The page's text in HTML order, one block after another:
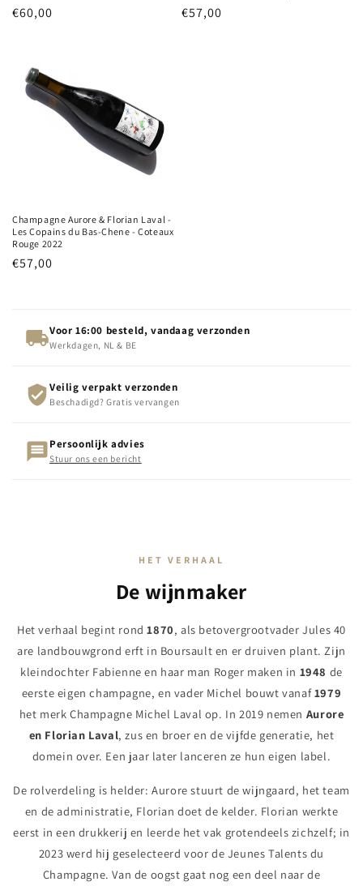
Normale
€60,00
Normale
€57,00
Champagne Aurore & Florian Laval -
Les Copains du Bas-Chene - Coteaux
Rouge 2022
Normale
€57,00
Voor 16:00 besteld, vandaag verzonden
Werkdagen, NL & BE
Veilig verpakt verzonden
Beschadigd? Gratis vervangen
Persoonlijk advies
Stuur ons een bericht
HET VERHAAL
De wijnmaker
Het verhaal begint rond1870, als betovergrootvader Jules 40
are landbouwgrond erft in Boursault en er druiven plant. Zijn
kleindochter Fabienne en haar man Roger maken in 1948 de
eerste eigen champagne, en vader Michel bouwt vanaf1979
het merk Champagne Michel Laval op. In 2019 nemen Aurore
en Florian Laval, zus en broer en de vijfde generatie, het
domein over. Een jaar later lanceren ze hun eigen label.
De rolverdeling is helder: Aurore stuurt de wijngaard, het team
en de administratie, Florian doet de kelder. Florian werkte
eerst in een drukkerij en leerde het vak grotendeels zichzelf; in
2023 werd hij geselecteerd voor de Jeunes Talents du
Champagne. Van de oogst gaat nog een deel naar de